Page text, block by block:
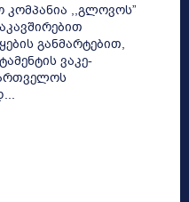
კომპანია ,,გლოვოს”
განმარტებით,
ვაკე-